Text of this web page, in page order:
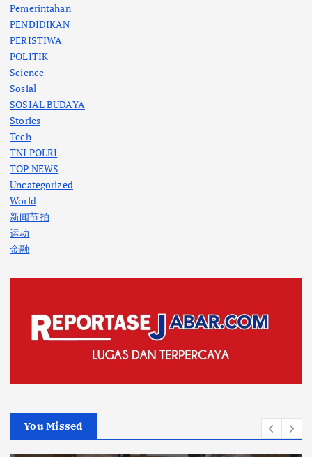
Pemerintahan
PENDIDIKAN
PERISTIWA
POLITIK
Science
Sosial
SOSIAL BUDAYA
Stories
Tech
TNI POLRI
TOP NEWS
Uncategorized
World
新闻节拍
运动
金融
You Missed